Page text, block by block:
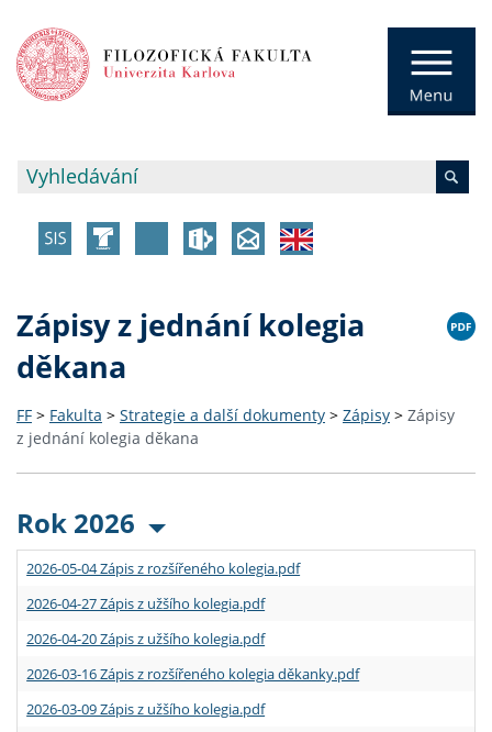
Zápisy z jednání kolegia
děkana
FF > Fakulta > Strategie a další dokumenty > Zápisy > Zápisy
z jednání kolegia děkana
Rok 2026
2026-05-04 Zápis z rozšířeného kolegia.pdf
2026-04-27 Zápis z užšího kolegia.pdf
2026-04-20 Zápis z užšího kolegia.pdf
2026-03-16 Zápis z rozšířeného kolegia děkanky.pdf
2026-03-09 Zápis z užšího kolegia.pdf